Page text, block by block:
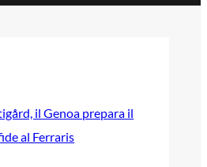
il Genoa prepara il
al Ferraris